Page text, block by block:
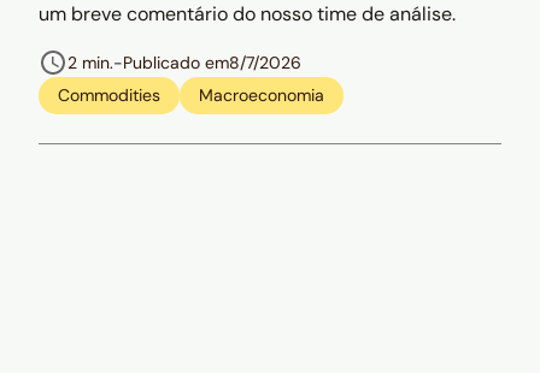
um breve comentário do nosso time de análise.
2 min.-Publicado em8/7/2026
Commodities
Macroeconomia